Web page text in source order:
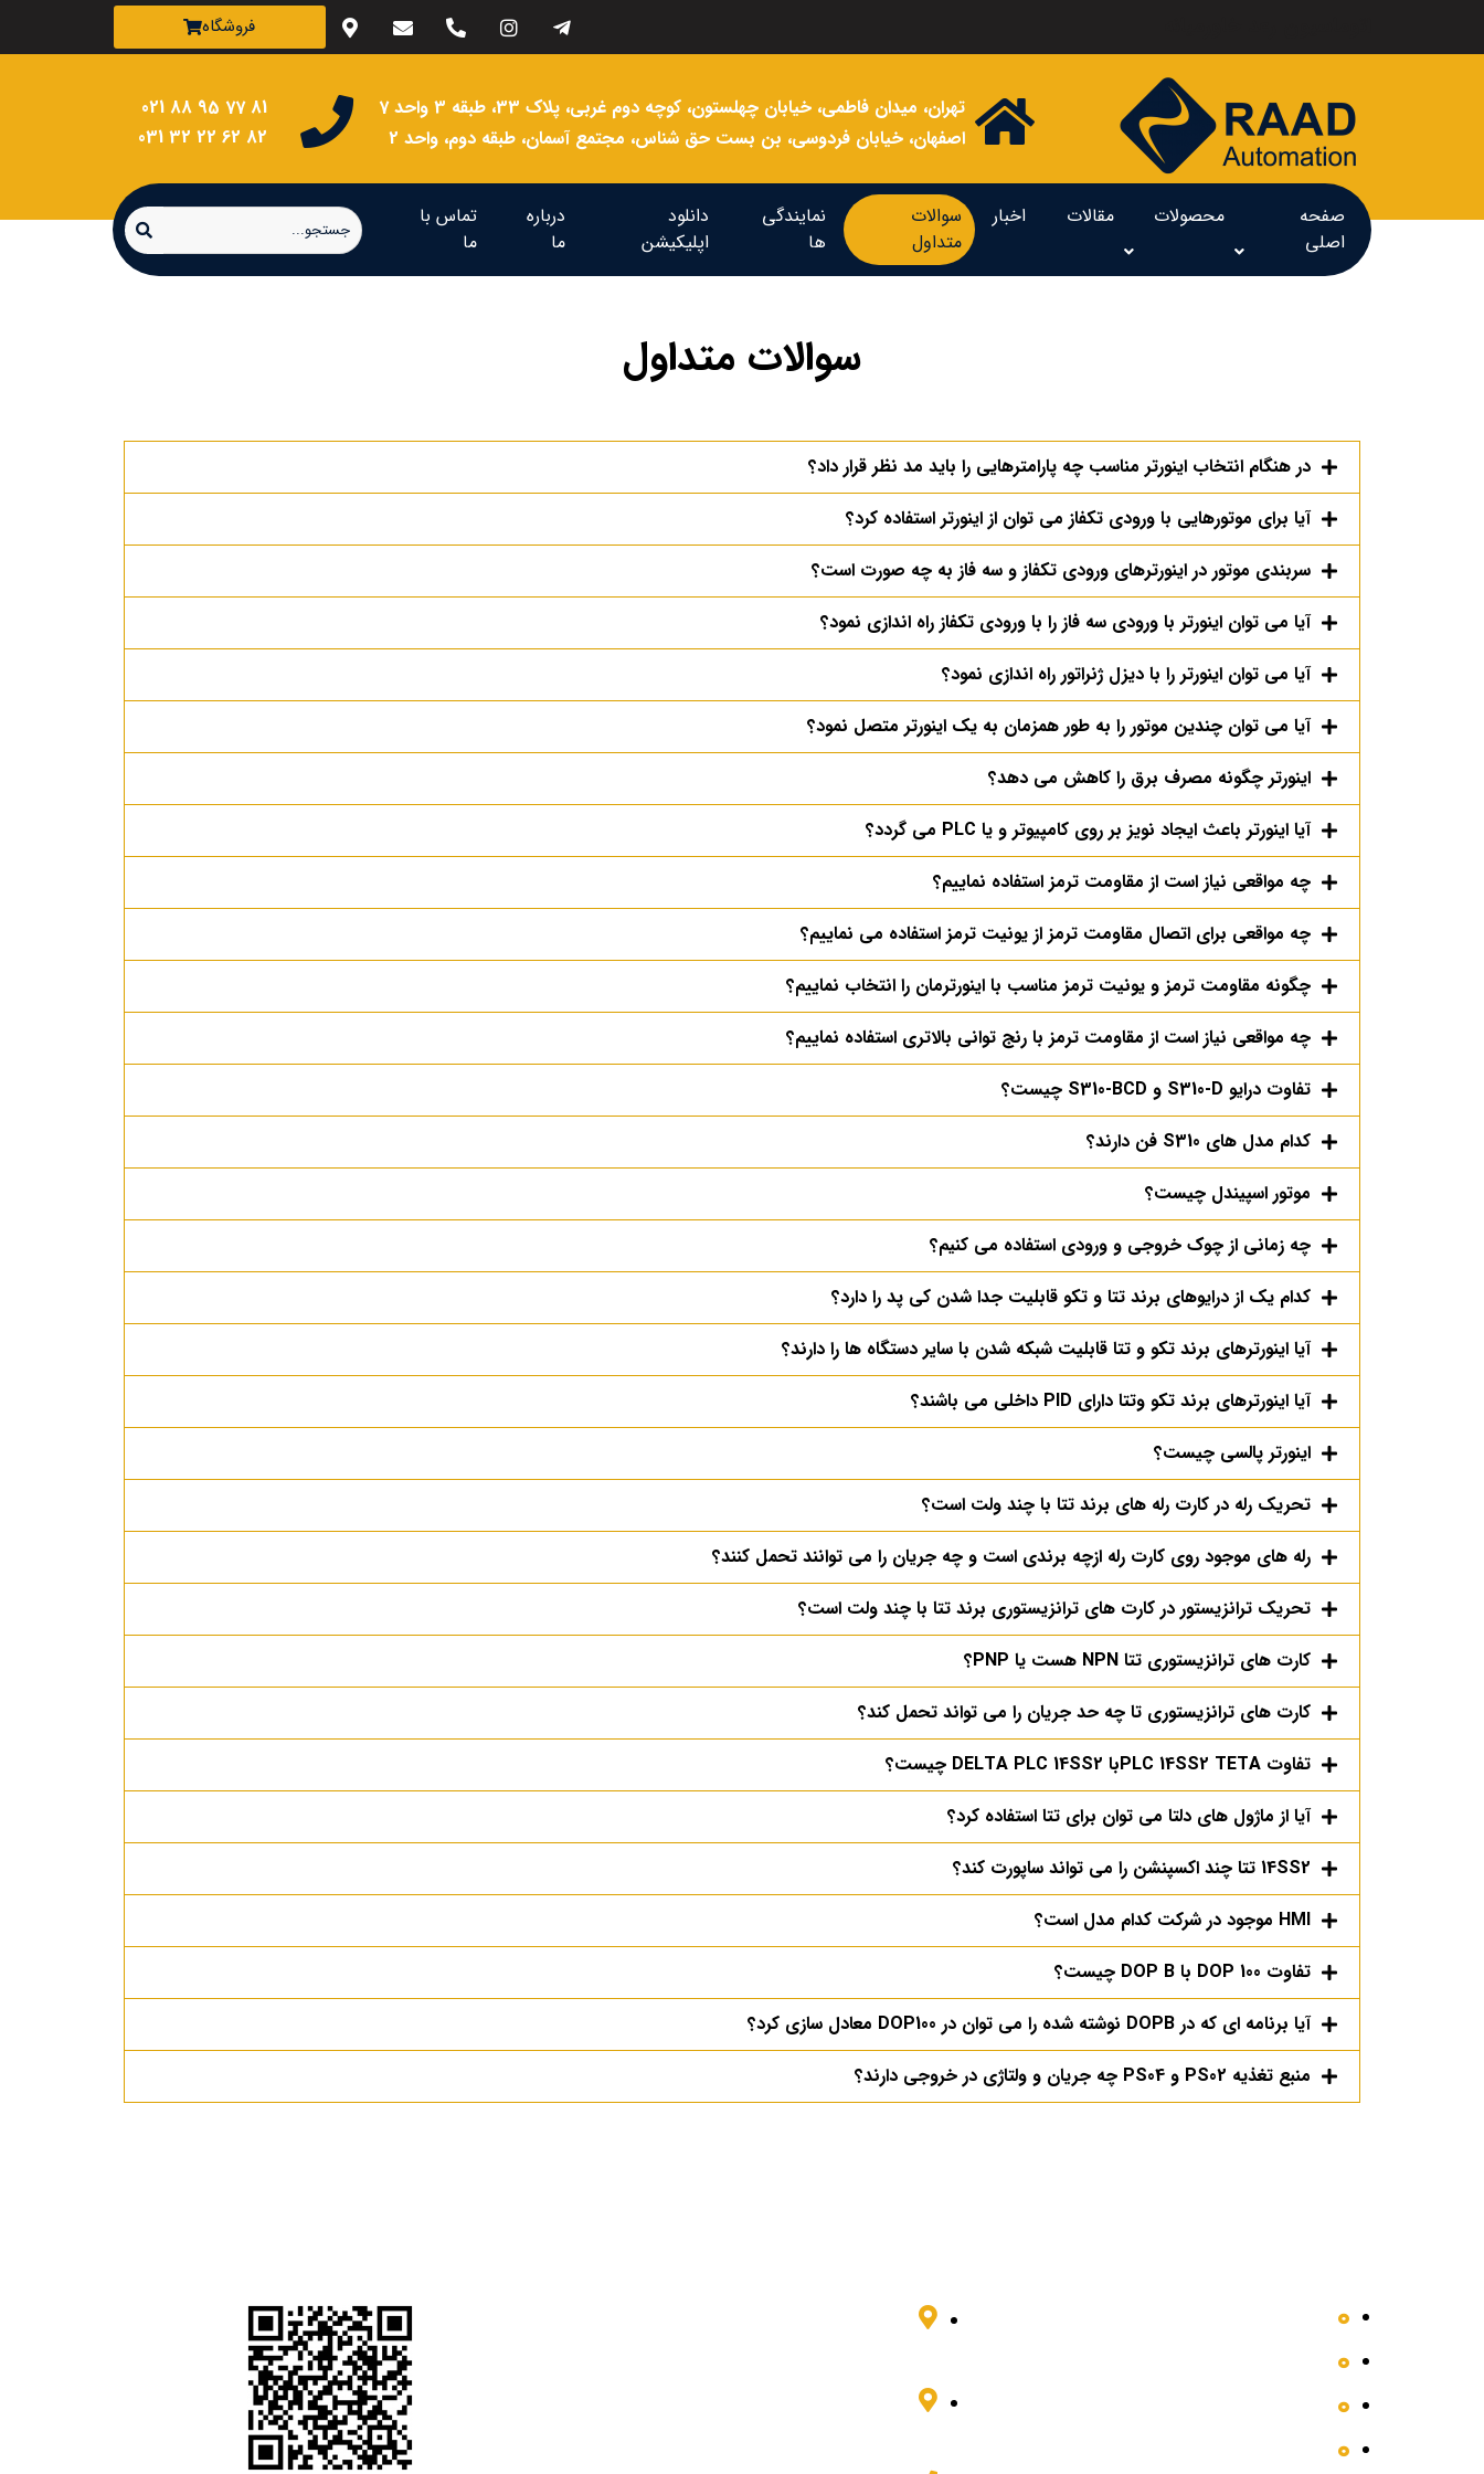
فروشگاه
تهران، میدان فاطمی، خیابان چهلستون، کوچه دوم غربی، پلاک 33، طبقه 3 واحد 7
اصفهان، خیابان فردوسی، بن بست حق شناس، مجتمع آسمان، طبقه دوم، واحد 2
81 77 95 88 021
82 62 22 32 031
صفحه
اصلی
محصولات مقالات اخبار
سوالات
متداول
نمایندگی
ها
دانلود
اپلیکیشن
درباره
ما
تماس با
ما
سوالات متداول
در هنگام انتخاب اینورتر مناسب چه پارامترهایی را باید مد نظر قرار داد؟
آیا برای موتورهایی با ورودی تکفاز می توان از اینورتر استفاده کرد؟
سربندی موتور در اینورترهای ورودی تکفاز و سه فاز به چه صورت است؟
آیا می توان اینورتر با ورودی سه فاز را با ورودی تکفاز راه اندازی نمود؟
آیا می توان اینورتر را با دیزل ژنراتور راه اندازی نمود؟
آیا می توان چندین موتور را به طور همزمان به یک اینورتر متصل نمود؟
اینورتر چگونه مصرف برق را کاهش می دهد؟
آیا اینورتر باعث ایجاد نویز بر روی کامپیوتر و یا PLC می گردد؟
چه مواقعی نیاز است از مقاومت ترمز استفاده نماییم؟
چه مواقعی برای اتصال مقاومت ترمز از یونیت ترمز استفاده می نماییم؟
چگونه مقاومت ترمز و یونیت ترمز مناسب با اینورترمان را انتخاب نماییم؟
چه مواقعی نیاز است از مقاومت ترمز با رنج توانی بالاتری استفاده نماییم؟
تفاوت درایو S310-D و S310-BCD چیست؟
کدام مدل های S310 فن دارند؟
موتور اسپیندل چیست؟
چه زمانی از چوک خروجی و ورودی استفاده می کنیم؟
کدام یک از درایوهای برند تتا و تکو قابلیت جدا شدن کی پد را دارد؟
آیا اینورترهای برند تکو و تتا قابلیت شبکه شدن با سایر دستگاه ها را دارند؟
آیا اینورترهای برند تکو وتتا دارای PID داخلی می باشند؟
اینورتر پالسی چیست؟
تحریک رله در کارت رله های برند تتا با چند ولت است؟
رله های موجود روی کارت رله ازچه برندی است و چه جریان را می توانند تحمل کنند؟
تحریک ترانزیستور در کارت های ترانزیستوری برند تتا با چند ولت است؟
کارت های ترانزیستوری تتا NPN هست یا PNP؟
کارت های ترانزیستوری تا چه حد جریان را می تواند تحمل کند؟
تفاوت PLC 14SS2 TETAبا DELTA PLC 14SS2 چیست؟
آیا از ماژول های دلتا می توان برای تتا استفاده کرد؟
14SS2 تتا چند اکسپنشن را می تواند ساپورت کند؟
HMI موجود در شرکت کدام مدل است؟
تفاوت DOP 100 با DOP B چیست؟
آیا برنامه ای که در DOPB نوشته شده را می توان در DOP100 معادل سازی کرد؟
منبع تغذیه PS02 و PS04 چه جریان و ولتاژی در خروجی دارند؟